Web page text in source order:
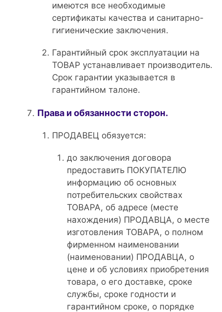
имеются все необходимые
сертификаты качества и санитарно-
гигиенические заключения.
Гарантийный срок эксплуатации на
ТОВАР устанавливает производитель.
Срок гарантии указывается в
гарантийном талоне.
Права и обязанности сторон.
ПРОДАВЕЦ обязуется:
до заключения договора
предоставить ПОКУПАТЕЛЮ
информацию об основных
потребительских свойствах
ТОВАРА, об адресе (месте
нахождения) ПРОДАВЦА, о месте
изготовления ТОВАРА, о полном
фирменном наименовании
(наименовании) ПРОДАВЦА, о
цене и об условиях приобретения
товара, о его доставке, сроке
службы, сроке годности и
гарантийном сроке, о порядке